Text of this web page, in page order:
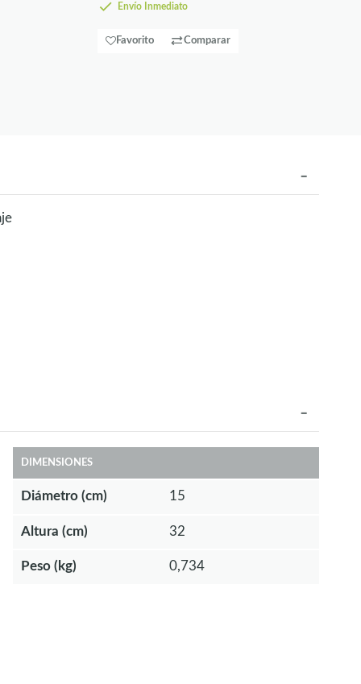
Envío Inmediato
Favorito Comparar
DIMENSIONES
Diámetro (cm) 15
Altura (cm) 32
Peso (kg) 0,734